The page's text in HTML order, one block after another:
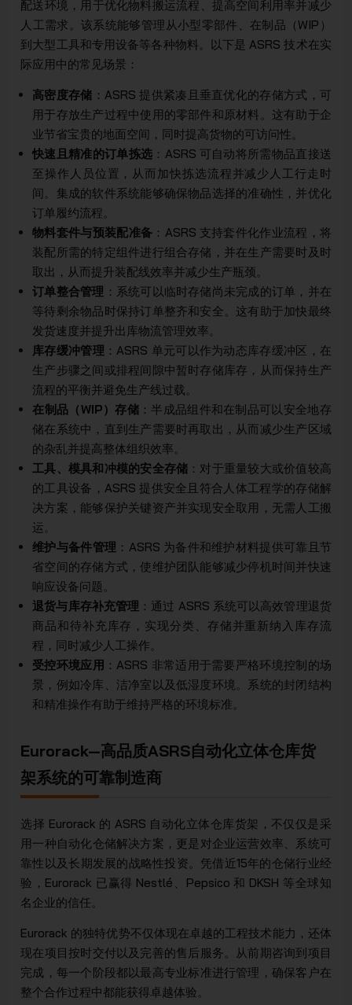
配送环境，用于优化物料搬运流程、提高空间利用率并减少
人工需求。该系统能够管理从小型零部件、在制品（WIP）
到大型工具和专用设备等各种物料。以下是 ASRS 技术在实
际应用中的常见场景：
高密度存储 ：ASRS 提供紧凑且垂直优化的存储方式，可
用于存放生产过程中使用的零部件和原材料。这有助于企
业节省宝贵的地面空间，同时提高货物的可访问性。
快速且精准的订单拣选 ：ASRS 可自动将所需物品直接送
至操作人员位置，从而加快拣选流程并减少人工行走时
间。集成的软件系统能够确保物品选择的准确性，并优化
订单履约流程。
物料套件与预装配准备 ：ASRS 支持套件化作业流程，将
装配所需的特定组件进行组合存储，并在生产需要时及时
取出，从而提升装配线效率并减少生产瓶颈。
订单整合管理 ：系统可以临时存储尚未完成的订单，并在
等待剩余物品时保持订单整齐和安全。这有助于加快最终
发货速度并提升出库物流管理效率。
库存缓冲管理 ：ASRS 单元可以作为动态库存缓冲区，在
生产步骤之间或排程间隙中暂时存储库存，从而保持生产
流程的平衡并避免生产线过载。
在制品（WIP）存储：半成品组件和在制品可以安全地存
储在系统中，直到生产需要时再取出，从而减少生产区域
的杂乱并提高整体组织效率。
工具、模具和冲模的安全存储 ：对于重量较大或价值较高
的工具设备，ASRS 提供安全且符合人体工程学的存储解
决方案，能够保护关键资产并实现安全取用，无需人工搬
运。
维护与备件管理 ：ASRS 为备件和维护材料提供可靠且节
省空间的存储方式，使维护团队能够减少停机时间并快速
响应设备问题。
退货与库存补充管理 ：通过 ASRS 系统可以高效管理退货
商品和待补充库存，实现分类、存储并重新纳入库存流
程，同时减少人工操作。
受控环境应用 ：ASRS 非常适用于需要严格环境控制的场
景，例如冷库、洁净室以及低湿度环境。系统的封闭结构
和精准操作有助于维持严格的环境标准。
Eurorack—高品质ASRS自动化立体仓库货
架系统的可靠制造商
选择 Eurorack 的 ASRS 自动化立体仓库货架，不仅仅是采
用一种自动化仓储解决方案，更是对企业运营效率、系统可
靠性以及长期发展的战略性投资。凭借近15年的仓储行业经
验，Eurorack 已赢得 Nestlé、Pepsico 和 DKSH 等全球知
名企业的信任。
Eurorack 的独特优势不仅体现在卓越的工程技术能力，还体
现在项目按时交付以及完善的售后服务。从前期咨询到项目
完成，每一个阶段都以最高专业标准进行管理，确保客户在
整个合作过程中都能获得卓越体验。